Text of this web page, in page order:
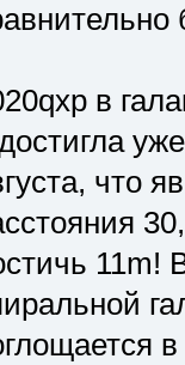
в
что
11m!